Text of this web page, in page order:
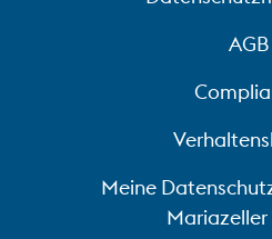
BÖHLER
“BÖHLER Rapid”
AGB
Meine
Mariazeller